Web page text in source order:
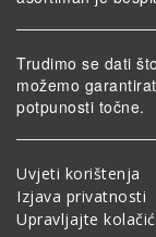
Trudimo se dati
možemo
potpunosti točne.
Uvjeti korištenja
Izjava privatnosti
Upravljajte